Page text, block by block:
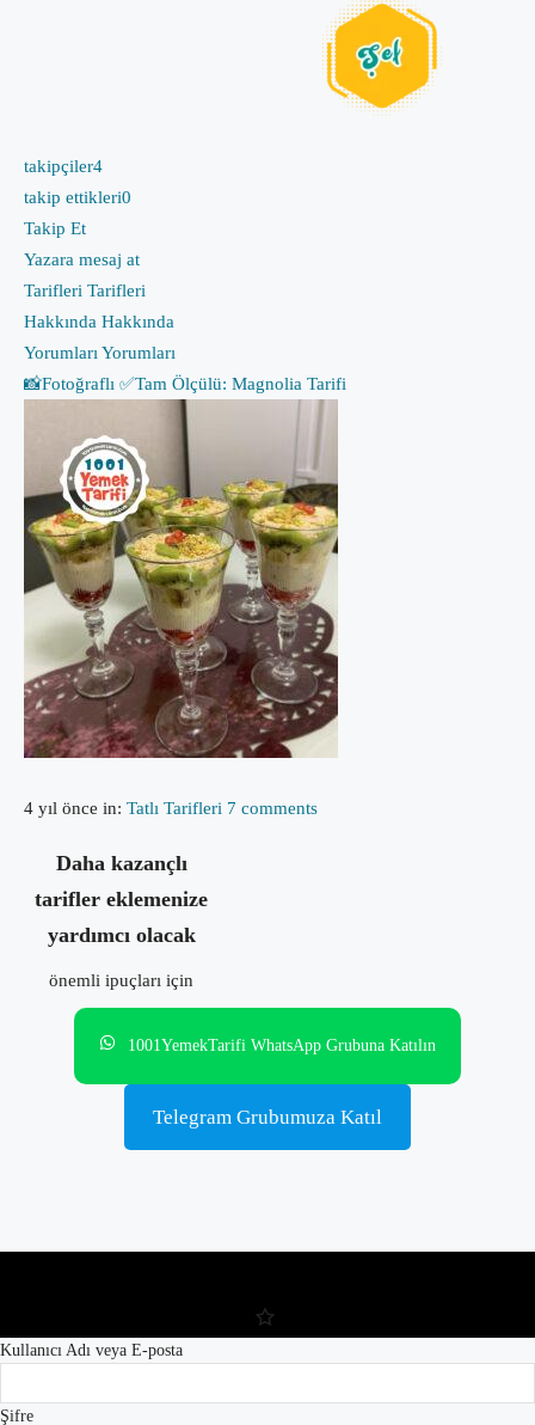
takipçiler4
takip ettikleri0
Takip Et
Yazara mesaj at
Tarifleri Tarifleri
Hakkında Hakkında
YorumlarıYorumları
📸Fotoğraflı ✅Tam Ölçülü: Magnolia Tarifi
4 yıl önce in: Tatlı Tarifleri 7 comments
Daha kazançlı
tarifler eklemenize
yardımcı olacak
önemli ipuçları için
1001YemekTarifi WhatsApp Grubuna Katılın
Telegram Grubumuza Katıl
Kullanıcı Adı veya E-posta
Şifre